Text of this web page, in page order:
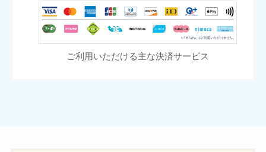
ご利用いただける主な決済サービス